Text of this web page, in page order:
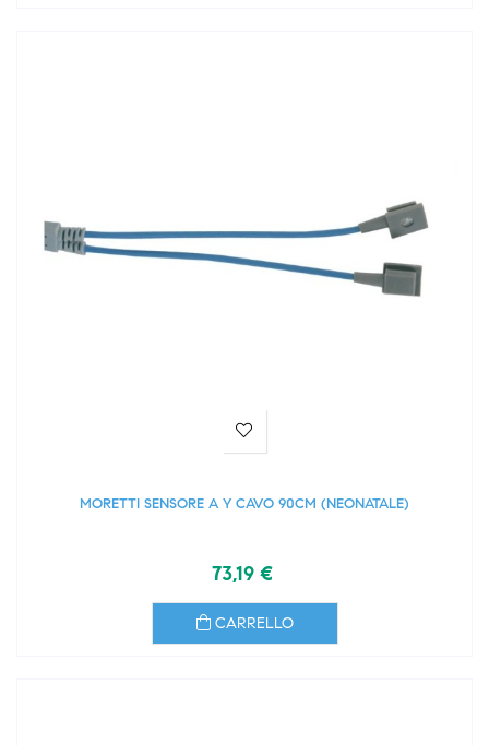
MORETTI SENSORE A Y CAVO 90CM (NEONATALE)
73,19 €
CARRELLO